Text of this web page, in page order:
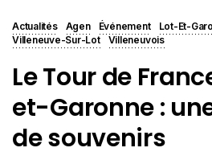
Actualités Agen Événement Lot-Et-
Villeneuve-Sur-Lot
Villeneuvois
Le Tour de
et-Garonne :
de souvenirs